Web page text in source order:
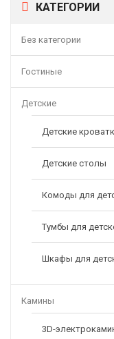
КАТЕГОРИИ
Без категории
Гостиные
Детские
Детские
Детские столы
Комоды для
Тумбы для
Шкафы для
Камины
3D-
3D-